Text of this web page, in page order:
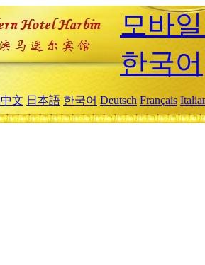
모바
한국어
文 日本語 한국어 Deutsch Français